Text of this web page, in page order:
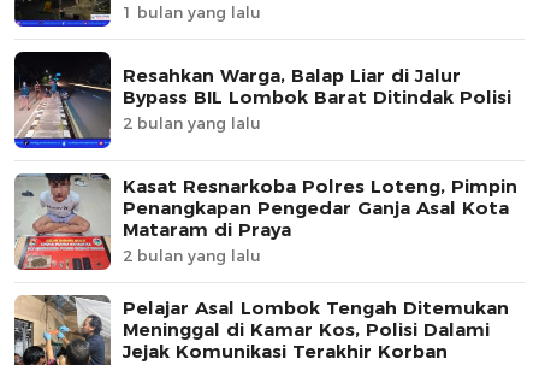
1 bulan yang lalu
Resahkan Warga, Balap Liar di Jalur
Bypass BIL Lombok Barat Ditindak Polisi
2 bulan yang lalu
Kasat Resnarkoba Polres Loteng, Pimpin
Penangkapan Pengedar Ganja Asal Kota
Mataram di Praya
2 bulan yang lalu
Pelajar Asal Lombok Tengah Ditemukan
Meninggal di Kamar Kos, Polisi Dalami
Jejak Komunikasi Terakhir Korban